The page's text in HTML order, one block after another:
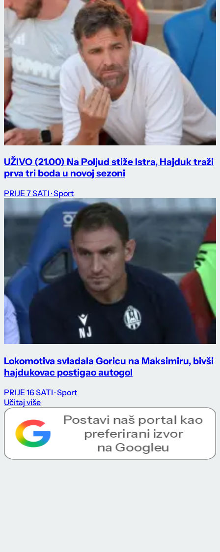
UŽIVO (21.00) Na Poljud stiže Istra, Hajduk traži
prva tri boda u novoj sezoni
PRIJE 7 SATI · Sport
Lokomotiva svladala Goricu na Maksimiru, bivši
hajdukovac postigao autogol
PRIJE 16 SATI · Sport
Učitaj više